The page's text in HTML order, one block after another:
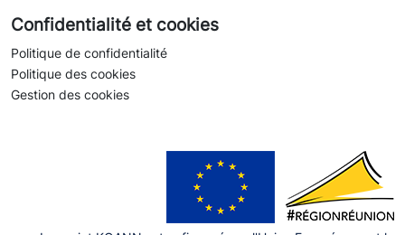
Confidentialité et cookies
Politique de confidentialité
Politique des cookies
Gestion des cookies